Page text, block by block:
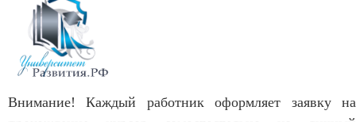
Внимание! Каждый работник оформляет заявку на